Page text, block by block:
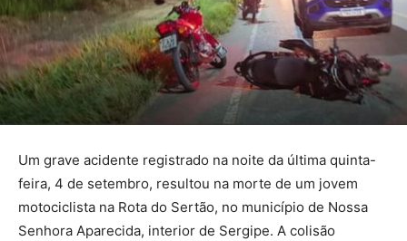
Um grave acidente registrado na noite da última quinta-
feira, 4 de setembro, resultou na morte de um jovem
motociclista na Rota do Sertão, no município de Nossa
Senhora Aparecida, interior de Sergipe. A colisão